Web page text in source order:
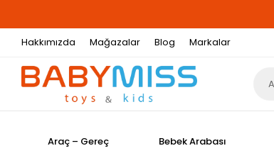
Hakkımızda Mağazalar Blog Markalar
Araç – Gereç Bebek Arabası